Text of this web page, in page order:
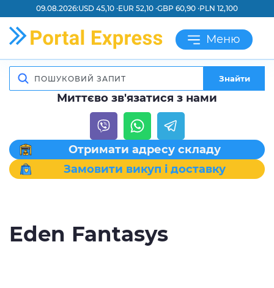
09.08.2026:USD 45,10 ·EUR 52,10 ·GBP 60,90 ·PLN 12,100
Меню
Знайти
Миттєво зв'язатися з нами
Отримати адресу складу
Замовити викуп і доставку
Eden Fantasys